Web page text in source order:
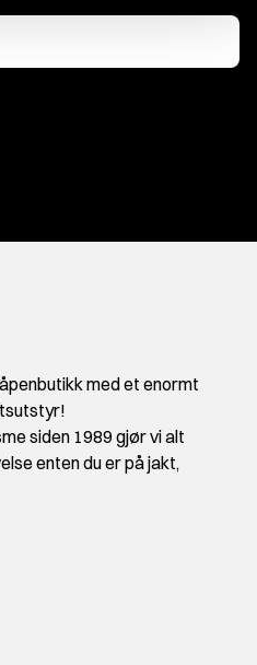
med et enormt
siden 1989 gjør vi alt
enten du er på jakt,